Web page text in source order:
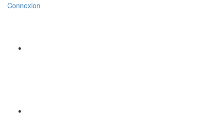
Connexion